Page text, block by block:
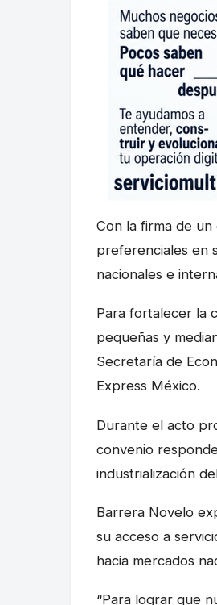
Con la firma de
preferenciales en
nacionales e
Para fortalecer la
pequeñas y
Secretaría de
Express México.
Durante el acto
convenio
industrialización
Barrera Novelo
su acceso a
hacia mercados
“Para lograr que